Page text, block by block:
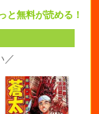
と無料が読める！
／